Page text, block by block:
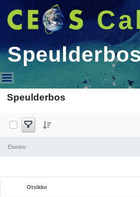
Speulderbos data
Speulderbos
Etusivu
Otsikko